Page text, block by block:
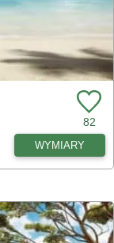
82
WYMIARY